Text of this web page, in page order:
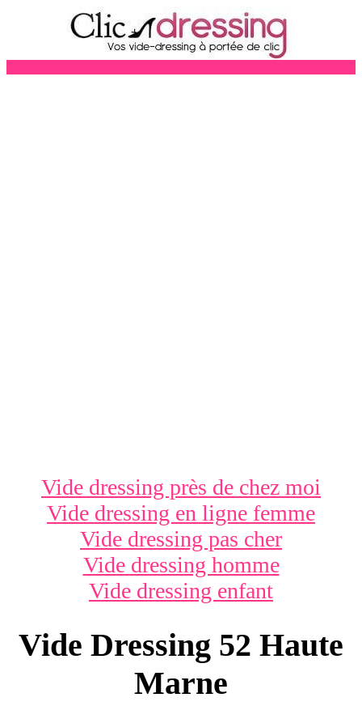
Vide dressing près de chez moi
Vide dressing en ligne femme
Vide dressing pas cher
Vide dressing homme
Vide dressing enfant
Vide Dressing 52 Haute
Marne